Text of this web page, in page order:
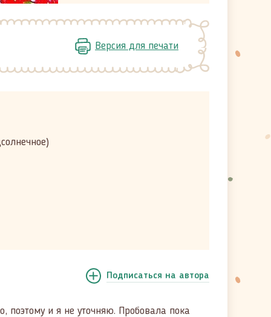
Версия для печати
Подписаться на автора
поэтому и я не уточняю. Пробовала пока